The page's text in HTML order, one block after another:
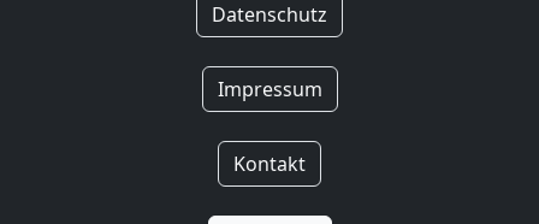
Datenschutz
Impressum
Kontakt